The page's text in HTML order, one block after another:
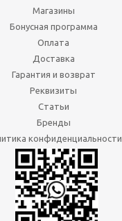
Магазины
Бонусная программа
Оплата
Доставка
Гарантия и возврат
Реквизиты
Статьи
Бренды
конфиденциальности